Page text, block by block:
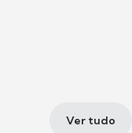
Ver tudo